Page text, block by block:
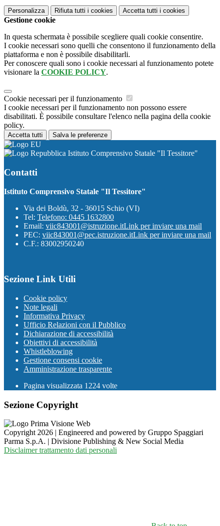
Personalizza Rifiuta tutti i cookies Accetta tutti i cookies
Gestione cookie
In questa schermata è possibile scegliere quali cookie consentire.
I cookie necessari sono quelli che consentono il funzionamento della
piattaforma e non è possibile disabilitarli.
Per conoscere quali sono i cookie necessari al funzionamento potete
visionare la COOKIE POLICY.
Cookie necessari per il funzionamento
I cookie necessari per il funzionamento non possono essere
disabilitati. È possibile consultare l'elenco nella pagina della cookie
policy.
Accetta tutti Salva le preferenze
Istituto Comprensivo Statale "Il Tessitore"
Contatti
Istituto Comprensivo Statale "Il Tessitore"
Via dei Boldù, 32 - 36015 Schio (VI)
Tel: Telefono: 0445 1632800
Email: viic843001@istruzione.itLink per inviare una mail
PEC: viic843001@pec.istruzione.itLink per inviare una mail
C.F.: 83002950240
Sezione Link Utili
Cookie policy
Note legali
Informativa Privacy
Ufficio Relazioni con il Pubblico
Dichiarazione di accessibilità
Obiettivi di accessibilità
Whistleblowing
Gestione consensi cookie
Amministrazione trasparente
Pagina visualizzata 1224 volte
Sezione Copyright
Copyright 2026 | Engineered and powered by Gruppo Spaggiari
Parma S.p.A. | Divisione Publishing & New Social Media
Disclaimer trattamento dati personali